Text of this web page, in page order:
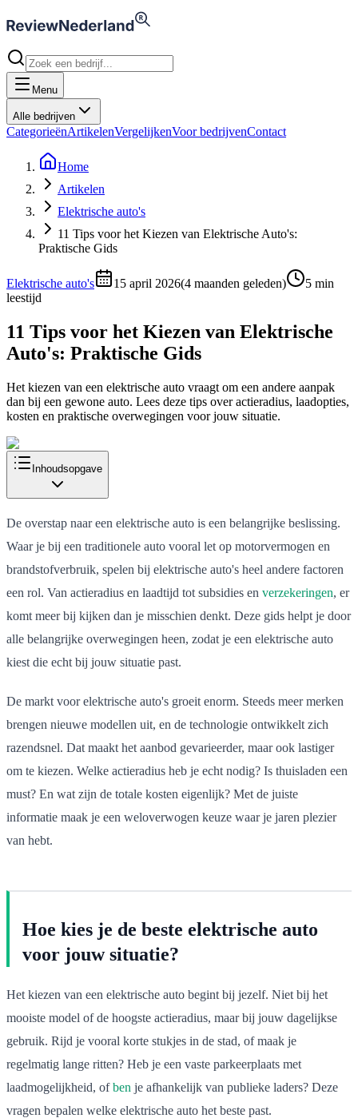
Menu
Alle bedrijven
CategorieënArtikelenVergelijkenVoor bedrijvenContact
Home
Artikelen
Elektrische auto's
11 Tips voor het Kiezen van Elektrische Auto's:
Praktische Gids
Elektrische auto's 15 april 2026(4 maanden geleden) 5 min
leestijd
11 Tips voor het Kiezen van Elektrische
Auto's: Praktische Gids
Het kiezen van een elektrische auto vraagt om een andere aanpak
dan bij een gewone auto. Lees deze tips over actieradius, laadopties,
kosten en praktische overwegingen voor jouw situatie.
Inhoudsopgave
De overstap naar een elektrische auto is een belangrijke beslissing.
Waar je bij een traditionele auto vooral let op motorvermogen en
brandstofverbruik, spelen bij elektrische auto's heel andere factoren
een rol. Van actieradius en laadtijd tot subsidies en verzekeringen, er
komt meer bij kijken dan je misschien denkt. Deze gids helpt je door
alle belangrijke overwegingen heen, zodat je een elektrische auto
kiest die echt bij jouw situatie past.
De markt voor elektrische auto's groeit enorm. Steeds meer merken
brengen nieuwe modellen uit, en de technologie ontwikkelt zich
razendsnel. Dat maakt het aanbod gevarieerder, maar ook lastiger
om te kiezen. Welke actieradius heb je echt nodig? Is thuisladen een
must? En wat zijn de totale kosten eigenlijk? Met de juiste
informatie maak je een weloverwogen keuze waar je jaren plezier
van hebt.
Hoe kies je de beste elektrische auto
voor jouw situatie?
Het kiezen van een elektrische auto begint bij jezelf. Niet bij het
mooiste model of de hoogste actieradius, maar bij jouw dagelijkse
gebruik. Rijd je vooral korte stukjes in de stad, of maak je
regelmatig lange ritten? Heb je een vaste parkeerplaats met
laadmogelijkheid, ofben je afhankelijk van publieke laders? Deze
vragen bepalen welke elektrische auto het beste past.